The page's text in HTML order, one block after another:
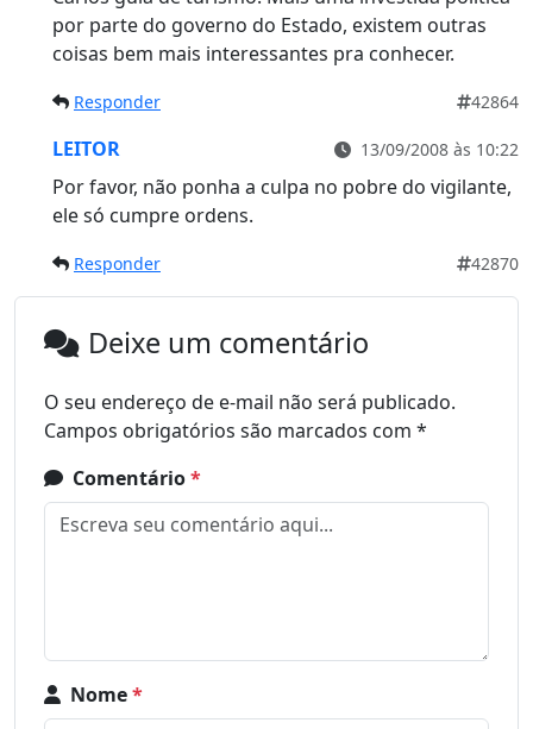
por parte do governo do Estado, existem outras
coisas bem mais interessantes pra conhecer.
Responder 42864
LEITOR 13/09/2008 às 10:22
Por favor, não ponha a culpa no pobre do vigilante,
ele só cumpre ordens.
Responder 42870
Deixe um comentário
O seu endereço de e-mail não será publicado.
Campos obrigatórios são marcados com *
Comentário*
Nome*